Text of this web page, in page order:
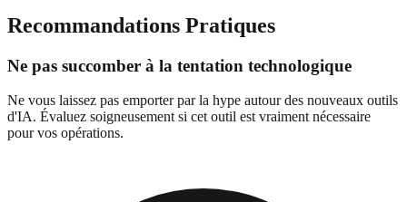
Recommandations Pratiques
Ne pas succomber à la tentation technologique
Ne vous laissez pas emporter par la hype autour des nouveaux outils
d'IA. Évaluez soigneusement si cet outil est vraiment nécessaire
pour vos opérations.